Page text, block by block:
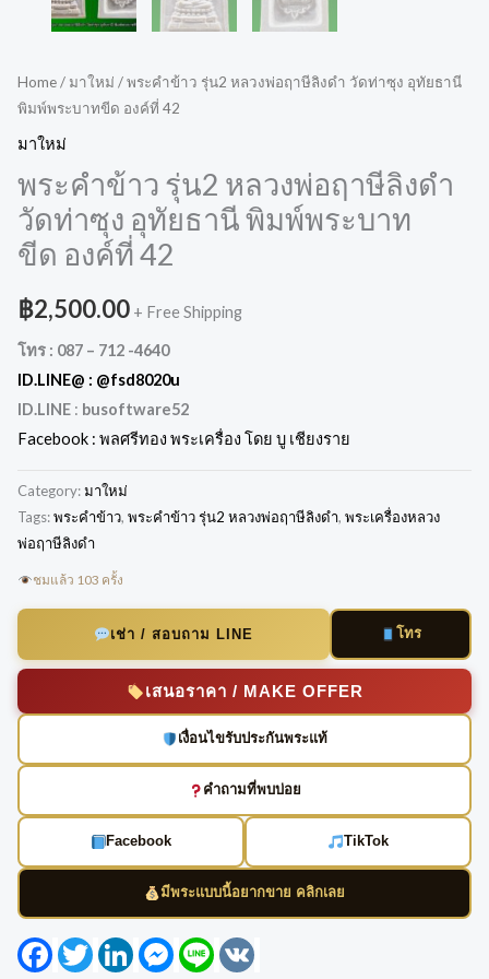
Home/ มาใหม่ / พระคำข้าว รุ่น2 หลวงพ่อฤาษีลิงดำ วัดท่าซุง อุทัยธานี
พิมพ์พระบาทขีด องค์ที่ 42
มาใหม่
พระคำข้าว รุ่น2 หลวงพ่อฤาษีลิงดำ
วัดท่าซุง อุทัยธานี พิมพ์พระบาท
ขีด องค์ที่ 42
฿2,500.00 + Free Shipping
โทร : 087 – 712 -4640
ID.LINE@ : @fsd8020u
ID.LINE : busoftware52
Facebook : พลศรีทอง พระเครื่อง โดย บู เชียงราย
Category:มาใหม่
Tags:พระคำข้าว, พระคำข้าว รุ่น2 หลวงพ่อฤาษีลิงดำ, พระเครื่องหลวง
พ่อฤาษีลิงดำ
ชมแล้ว 103 ครั้ง
เช่า / สอบถาม LINE โทร
เสนอราคา / MAKE OFFER
เงื่อนไขรับประกันพระแท้
คำถามที่พบบ่อย
Facebook TikTok
มีพระแบบนี้อยากขาย คลิกเลย
FacebookTwitterLinkedInMessenger
Line